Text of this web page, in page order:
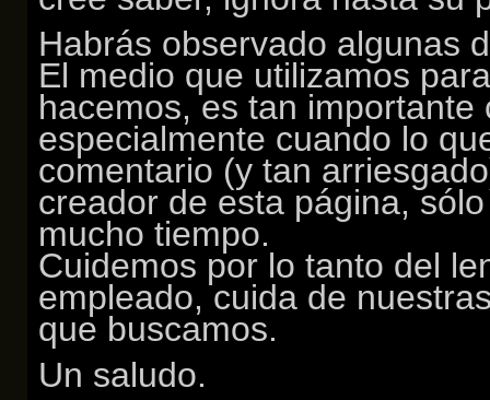
Habrás observado algunas
El medio que utilizamos
hacemos, es tan
especialmente cuando lo
comentario (y tan
creador de esta página,
mucho tiempo.
Cuidemos por lo tanto del
empleado, cuida de
que buscamos.
Un saludo.